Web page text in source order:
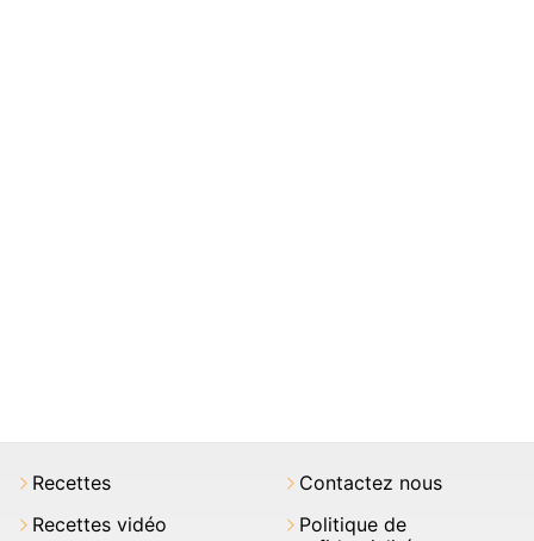
Recettes
Recettes vidéo
Contactez nous
Politique de